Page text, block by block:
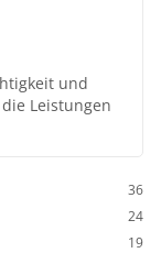
und
Leistungen
36
24
19